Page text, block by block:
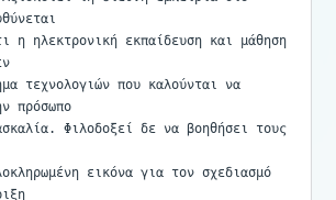
η ηλεκτρονική εκπαίδευση και μάθηση
τεχνολογιών που καλούνται να
πρόσωπο
Φιλοδοξεί δε να βοηθήσει τους
εικόνα για τον σχεδιασμό